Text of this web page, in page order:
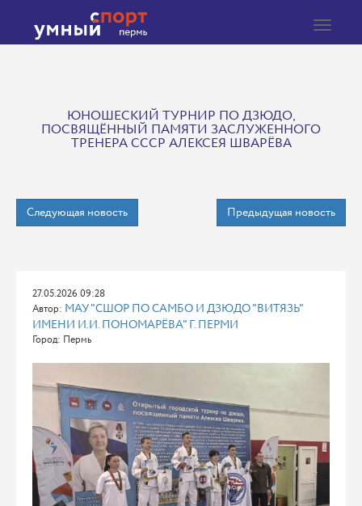
Toggle
ЮНОШЕСКИЙ ТУРНИР ПО ДЗЮДО,
ПОСВЯЩЁННЫЙ ПАМЯТИ ЗАСЛУЖЕННОГО
ТРЕНЕРА СССР АЛЕКСЕЯ ШВАРЁВА
Следующая новость Предыдущая новость
27.05.2026 09:28
Автор: МАУ "СШОР ПО САМБО И ДЗЮДО "ВИТЯЗЬ"
ИМЕНИ И.И. ПОНОМАРЁВА" Г. ПЕРМИ
Город: Пермь